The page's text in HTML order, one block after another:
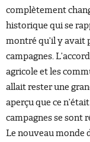
complètement
historique qui se
montré qu’il y avait
campagnes.
agricole et les
allait rester une
aperçu que ce
campagnes se sont
Le nouveau monde